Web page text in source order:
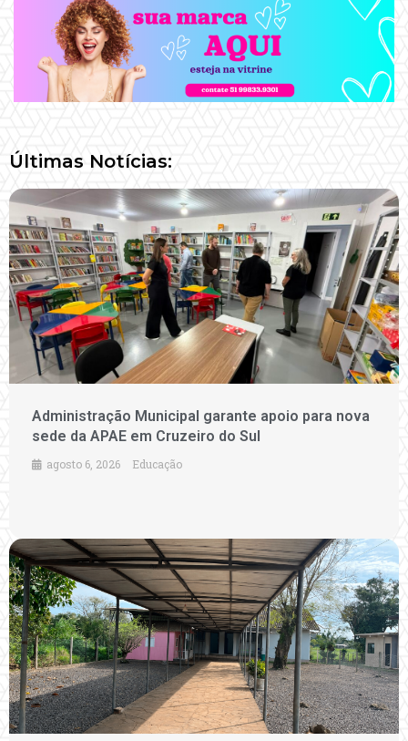
Últimas Notícias:
Administração Municipal garante apoio para nova
sede da APAE em Cruzeiro do Sul
agosto 6, 2026 Educação